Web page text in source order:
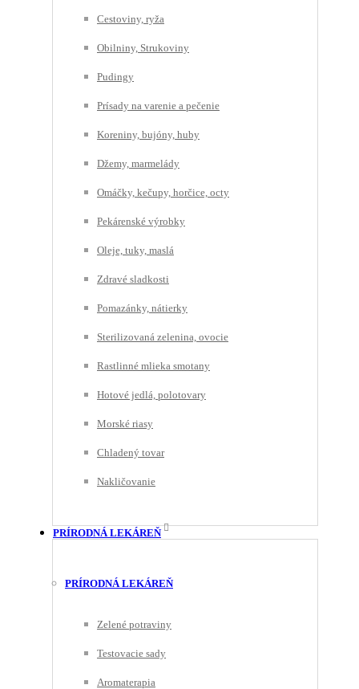
Cestoviny, ryža
Obilniny, Strukoviny
Pudingy
Prísady na varenie a pečenie
Koreniny, bujóny, huby
Džemy, marmelády
Omáčky, kečupy, horčice, octy
Pekárenské výrobky
Oleje, tuky, maslá
Zdravé sladkosti
Pomazánky, nátierky
Sterilizovaná zelenina, ovocie
Rastlinné mlieka smotany
Hotové jedlá, polotovary
Morské riasy
Chladený tovar
Nakličovanie
PRÍRODNÁ LEKÁREŇ
PRÍRODNÁ LEKÁREŇ
Zelené potraviny
Testovacie sady
Aromaterapia